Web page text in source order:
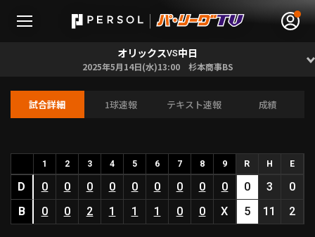
HOME
動画
オリックスVS中日
2025年5月14日(水)13:00 杉本商事BS
試合詳細 1球速報 テキスト速報 成績
1 2 3 4 5 6 7 8 9 R H E
D 0 0 0 0 0 0 0 0 0 0 3
0
B
0 0 2 1 1 1 0 0 X 5 11 2